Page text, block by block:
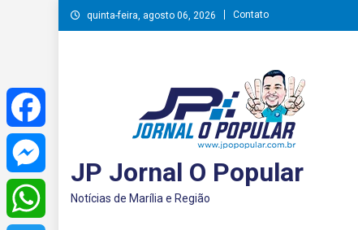
Skip
to
quinta-feira, agosto 06, 2026 Contato
JP Jornal O Popular
Notícias de Marília e Região
Facebook
Messenger